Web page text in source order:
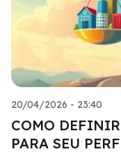
20/04/2026 - 23:40
COMO
PARA SEU